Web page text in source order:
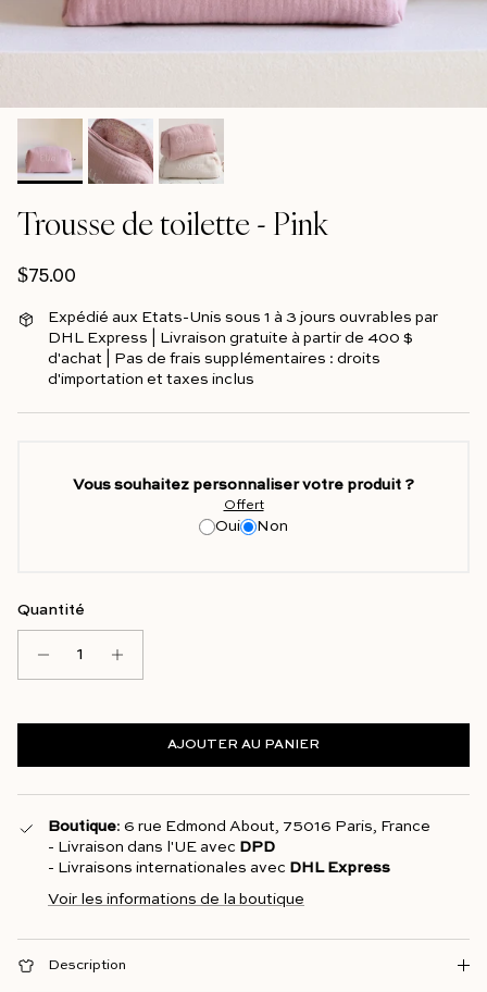
Trousse de toilette - Pink
Prix normal
$75.00
Expédié aux Etats-Unis sous 1 à 3 jours ouvrables par
DHL Express | Livraison gratuite à partir de 400 $
d'achat | Pas de frais supplémentaires : droits
d'importation et taxes inclus
Vous souhaitez personnaliser votre produit ?
Offert
Oui Non
Quantité
AJOUTER AU PANIER
Boutique: 6 rue Edmond About, 75016 Paris, France
- Livraison dans l'UE avec DPD
- Livraisons internationales avec DHL Express
Voir les informations de la boutique
Description